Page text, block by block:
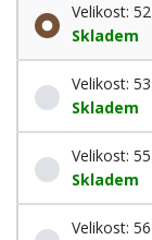
Velikost: 52
Skladem
Velikost: 53
Skladem
Velikost: 55
Skladem
Velikost: 56